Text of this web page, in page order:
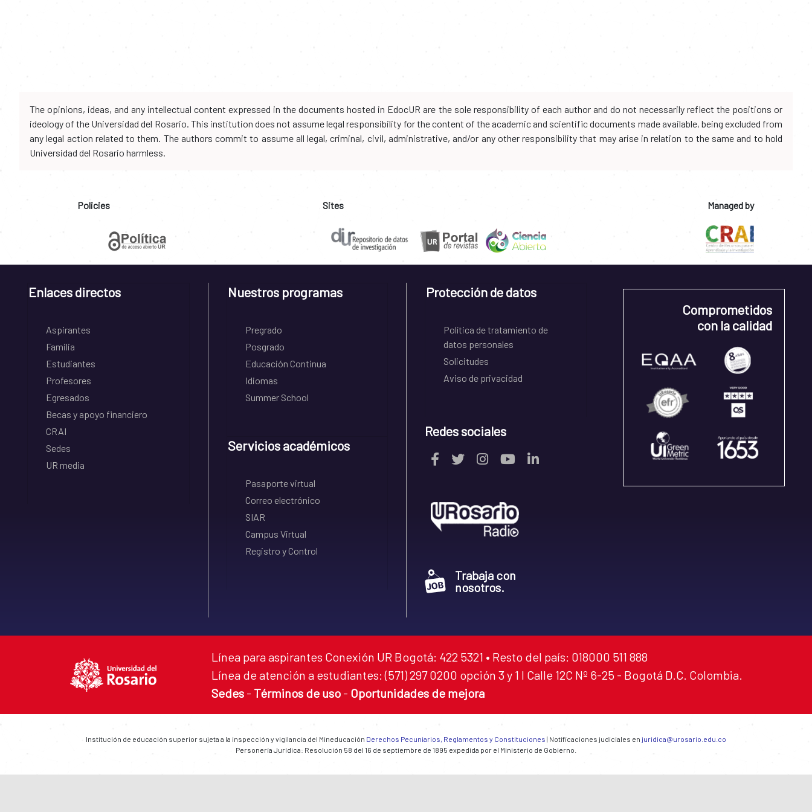
The opinions, ideas, and any intellectual content expressed in the documents hosted in EdocUR are the sole responsibility of each author and do not necessarily reflect the positions or
ideology of the Universidad del Rosario. This institution does not assume legal responsibility for the content of the academic and scientific documents made available, being excluded from
any legal action related to them. The authors commit to assume all legal, criminal, civil, administrative, and/or any other responsibility that may arise in relation to the same and to hold
Universidad del Rosario harmless.
Policies Sites Managed by
Enlaces directos
Aspirantes
Familia
Estudiantes
Profesores
Egresados
Becas y apoyo financiero
CRAI
Sedes
UR media
Nuestros programas
Pregrado
Posgrado
Educación Continua
Idiomas
Summer School
Servicios académicos
Pasaporte virtual
Correo electrónico
SIAR
Campus Virtual
Registro y Control
Protección de datos
Política de tratamiento de
datos personales
Solicitudes
Aviso de privacidad
Redes sociales
Trabaja con
nosotros.
Comprometidos
con la calidad
Línea para aspirantes Conexión UR Bogotá: 422 5321 • Resto del país: 018000 511 888
Línea de atención a estudiantes: (571) 297 0200 opción 3 y 1 I Calle 12C Nº 6-25 - Bogotá D.C. Colombia.
Sedes - Términos de uso - Oportunidades de mejora
Institución de educación superior sujeta a la inspección y vigilancia del Mineducación Derechos Pecuniarios, Reglamentos y Constituciones | Notificaciones judiciales en juridica@urosario.edu.co
Personería Jurídica: Resolución 58 del 16 de septiembre de 1895 expedida por el Ministerio de Gobierno.